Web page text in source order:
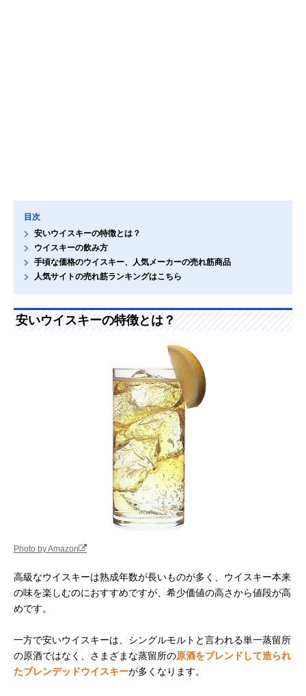
目次
安いウイスキーの特徴とは？
ウイスキーの飲み方
手頃な価格のウイスキー、人気メーカーの売れ筋商品
人気サイトの売れ筋ランキングはこちら
安いウイスキーの特徴とは？
Photo by Amazon
高級なウイスキーは熟成年数が長いものが多く、ウイスキー本来
の味を楽しむのにおすすめですが、希少価値の高さから値段が高
めです。
一方で安いウイスキーは、シングルモルトと言われる単一蒸留所
の原酒ではなく、さまざまな蒸留所の原酒をブレンドして造られ
たブレンデッドウイスキーが多くなります。